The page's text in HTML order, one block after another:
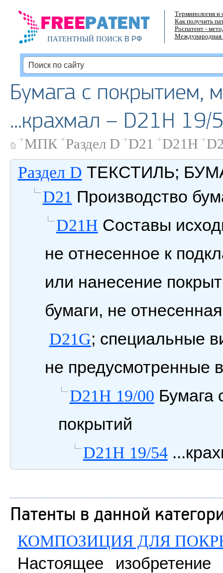
ПАТЕНТНЫЙ ПОИСКВ РФ
Терминология и
Как получить
Роспатент -
Международная
Бумага с покрытием,
...крахмал – D21H 19/
МПК Раздел D D21 D21H
Раздел D ТЕКСТИЛЬ;
D21 Производство
D21H Составы
не отнесенное к
или нанесение
бумаги, не
D21G; специальные
не предусмотренные
D21H 19/00 Бумага
покрытий
D21H 19/54
Патенты в данной
КОМПОЗИЦИЯ ДЛЯ
Настоящее изобретение